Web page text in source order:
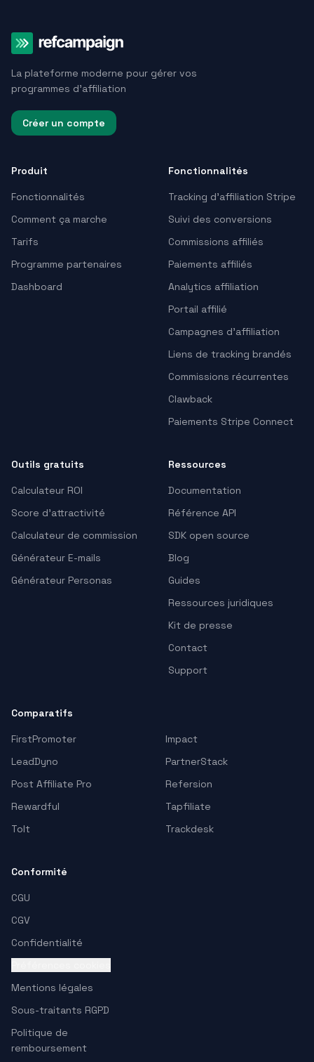
La plateforme moderne pour gérer vos
programmes d'affiliation
Créer un compte
Produit
Fonctionnalités
Comment ça marche
Tarifs
Programme partenaires
Dashboard
Fonctionnalités
Tracking d’affiliation Stripe
Suivi des conversions
Commissions affiliés
Paiements affiliés
Analytics affiliation
Portail affilié
Campagnes d’affiliation
Liens de tracking brandés
Commissions récurrentes
Clawback
Paiements Stripe Connect
Outils gratuits
Calculateur ROI
Score d'attractivité
Calculateur de commission
Générateur E-mails
Générateur Personas
Ressources
Documentation
Référence API
SDK open source
Blog
Guides
Ressources juridiques
Kit de presse
Contact
Support
Comparatifs
FirstPromoter
Impact
LeadDyno
PartnerStack
Post Affiliate Pro
Refersion
Rewardful
Tapfiliate
Tolt
Trackdesk
Conformité
CGU
CGV
Confidentialité
Mentions légales
Sous-traitants RGPD
Politique de
remboursement